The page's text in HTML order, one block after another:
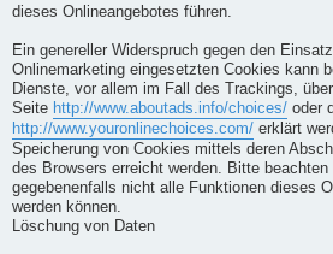
dieses Onlineangebotes führen.
Ein genereller Widerspruch gegen den
Onlinemarketing eingesetzten Cookies kann
Dienste, vor allem im Fall des Trackings,
Seite http://www.aboutads.info/choices/ oder
http://www.youronlinechoices.com/ erklärt
Speicherung von Cookies mittels deren
des Browsers erreicht werden. Bitte
gegebenenfalls nicht alle Funktionen dieses
werden können.
Löschung von Daten